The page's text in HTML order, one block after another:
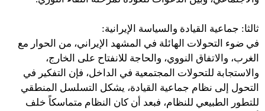
ثالثا: جماعية القيادة والسياسة الإيرانية:
في ضوء التحولات الهائلة في المشهد الإيراني، من الحوار مع
الغرب، والاتفاق النووي، والحاجة للانفتاح على الخارج،
والاستجابة للتحولات المجتمعية في الداخل، فإن التفكير في
التحول إلى نظام جماعية القيادة، يشكل التسلسل المنطقي
للتطور الطبيعي للنظام، فبعد أن كان النظام متماسكاً خلف